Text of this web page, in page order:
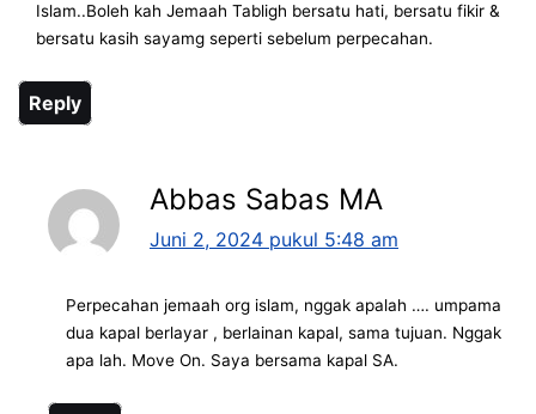
Islam..Boleh kah Jemaah Tabligh bersatu hati, bersatu fikir &
bersatu kasih sayamg seperti sebelum perpecahan.
Reply
Abbas Sabas MA
Juni 2, 2024 pukul 5:48 am
Perpecahan jemaah org islam, nggak apalah …. umpama
dua kapal berlayar , berlainan kapal, sama tujuan. Nggak
apa lah. Move On. Saya bersama kapal SA.